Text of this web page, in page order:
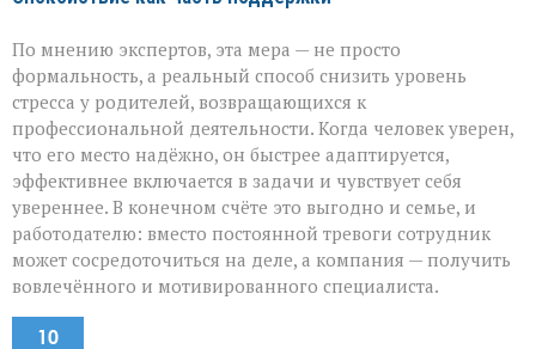
По мнению экспертов, эта мера — не просто
формальность, а реальный способ снизить уровень
стресса у родителей, возвращающихся к
профессиональной деятельности. Когда человек уверен,
что его место надёжно, он быстрее адаптируется,
эффективнее включается в задачи и чувствует себя
увереннее. В конечном счёте это выгодно и семье, и
работодателю: вместо постоянной тревоги сотрудник
может сосредоточиться на деле, а компания — получить
вовлечённого и мотивированного специалиста.
10